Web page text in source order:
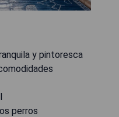
y pintoresca
perros